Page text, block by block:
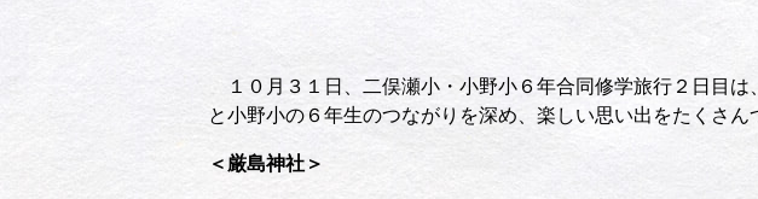
１０月３１日、二俣瀬小・小野小６年合同修学旅行２日目は
と小野小の６年生のつながりを深め、楽しい思い出をたくさん
＜厳島神社＞